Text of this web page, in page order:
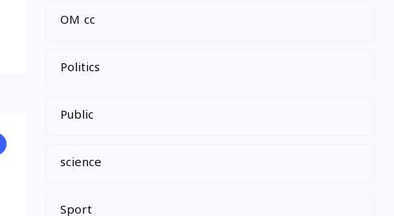
OM cc
Politics
Public
science
Sport